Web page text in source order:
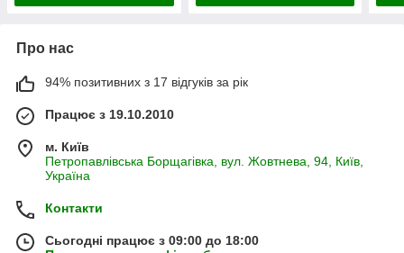
Про нас
94% позитивних з 17 відгуків за рік
Працює з 19.10.2010
м. Київ
Петропавлівська Борщагівка, вул. Жовтнева, 94, Київ,
Україна
Контакти
Сьогодні працює з 09:00 до 18:00